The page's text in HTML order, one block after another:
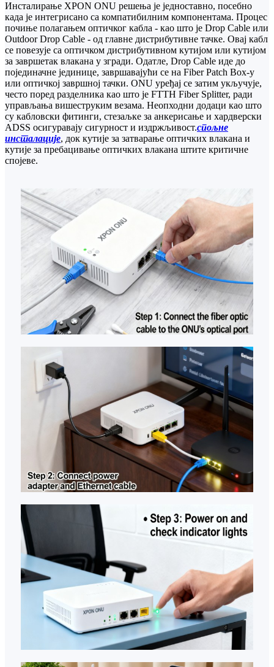
Инсталирање XPON ONU решења је једноставно, посебно
када је интегрисано са компатибилним компонентама. Процес
почиње полагањем оптичког кабла - као што је Drop Cable или
Outdoor Drop Cable - од главне дистрибутивне тачке. Овај кабл
се повезује са оптичком дистрибутивном кутијом или кутијом
за завршетак влакана у згради. Одатле, Drop Cable иде до
појединачне јединице, завршавајући се на Fiber Patch Box-у
или оптичкој завршној тачки. ONU уређај се затим укључује,
често поред разделника као што је FTTH Fiber Splitter, ради
управљања вишеструким везама. Неопходни додаци као што
су кабловски фитинги, стезаљке за анкерисање и хардверски
ADSS осигуравају сигурност и издржљивост.спољне
инсталације, док кутије за затварање оптичких влакана и
кутије за пребацивање оптичких влакана штите критичне
спојеве.